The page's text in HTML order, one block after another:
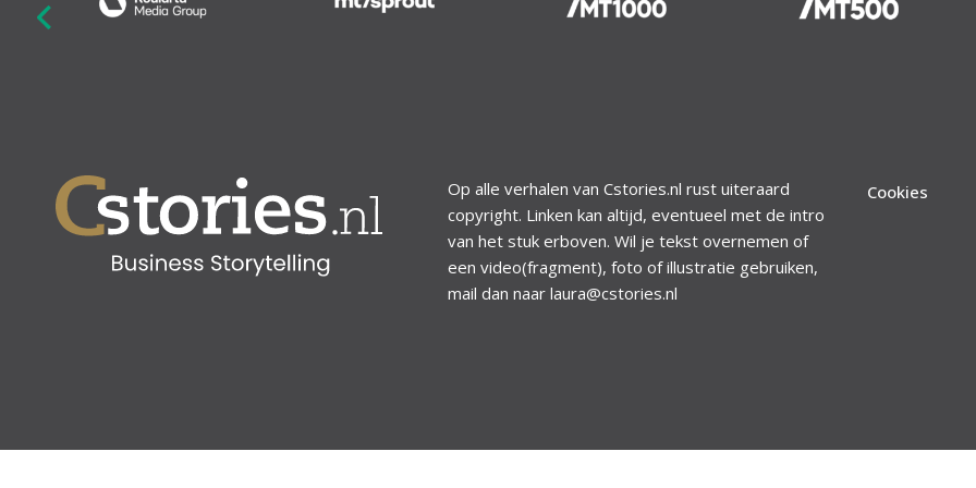
Op alle verhalen van Cstories.nl rust uiteraard
copyright. Linken kan altijd, eventueel met de intro
van het stuk erboven. Wil je tekst overnemen of
een video(fragment), foto of illustratie gebruiken,
mail dan naar laura@cstories.nl
Cookies